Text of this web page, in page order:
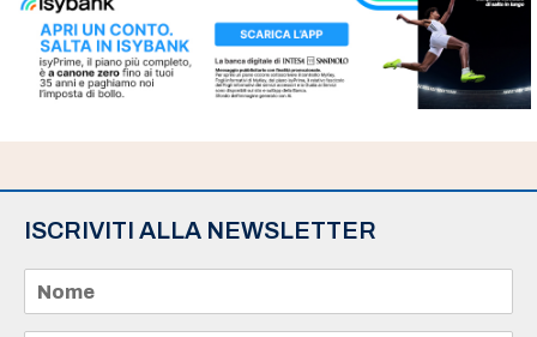
ISCRIVITI ALLA NEWSLETTER
m